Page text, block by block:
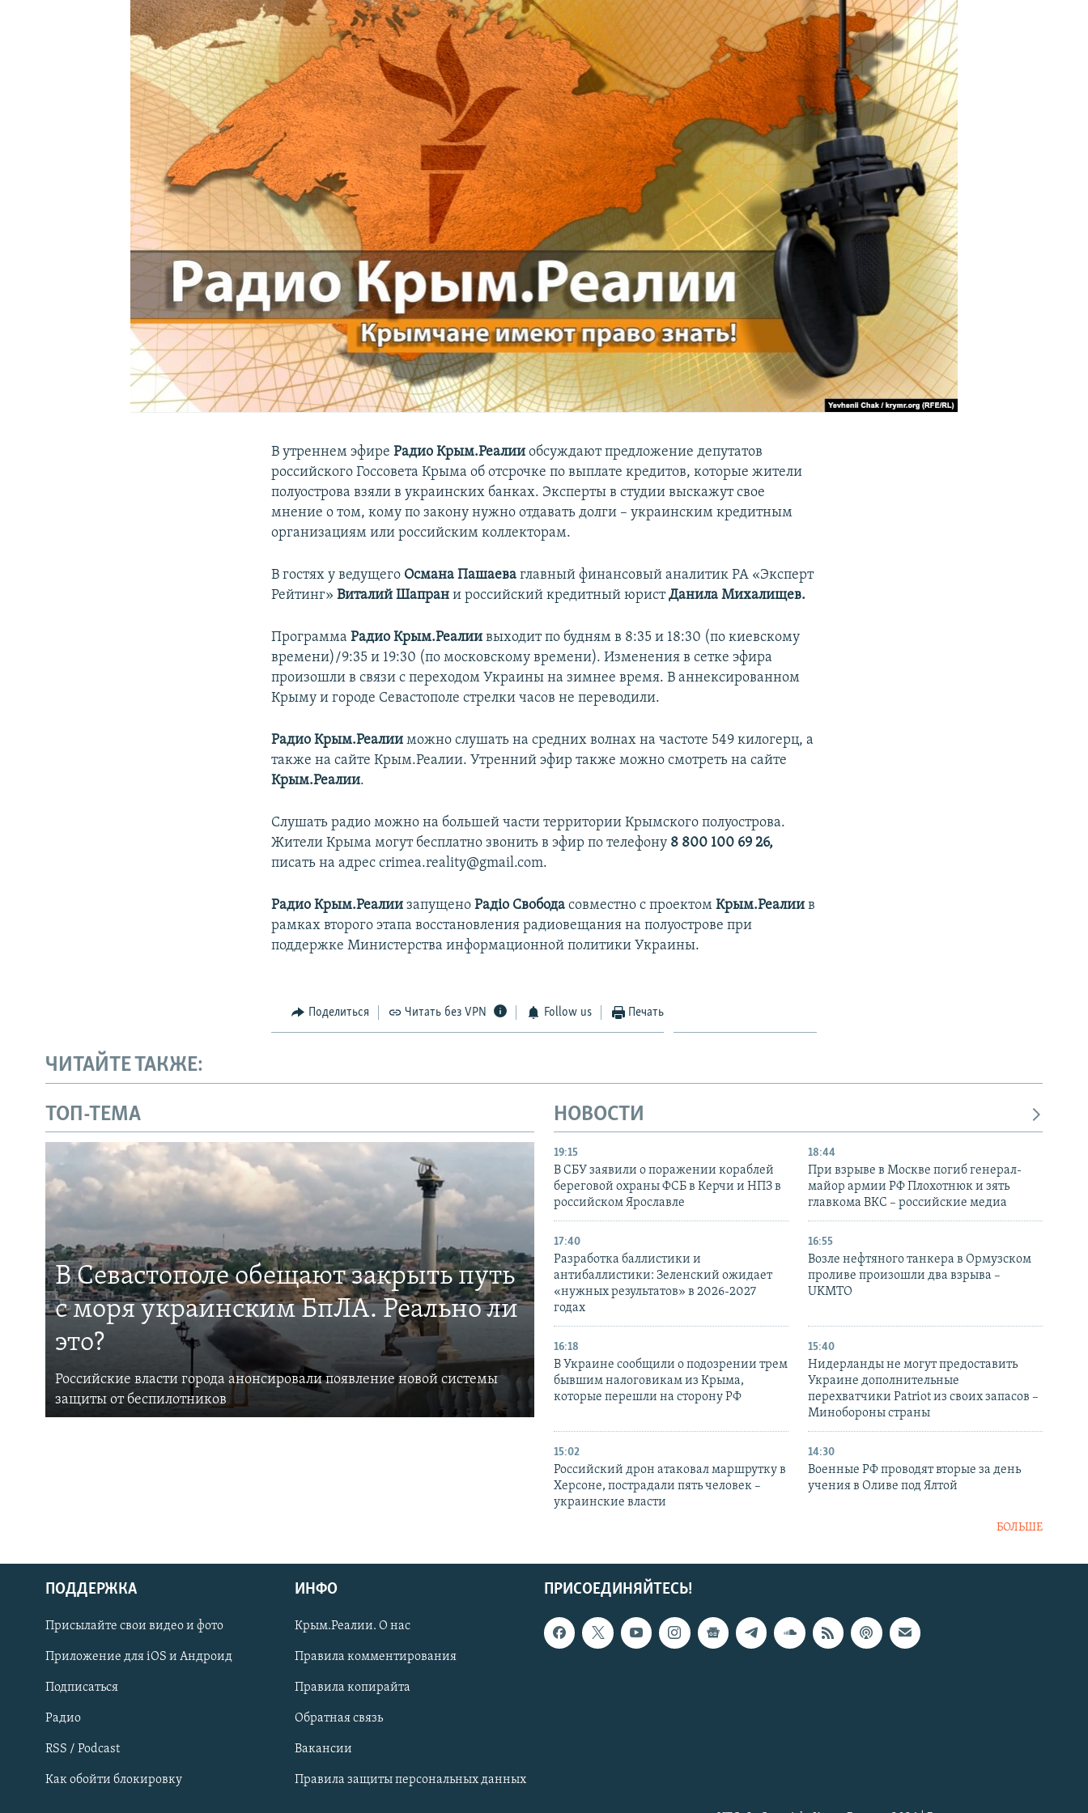
КРЫМ.НЕПОКОРЕННЫЙ
УКРАИНСКАЯ ПРОБЛЕМА КРЫМА
Українською
Qırımtatar
ПРИСОЕДИНЯЙТЕСЬ!
В утреннем эфиреРадио Крым.Реалии обсуждают предложение депутатов
российского Госсовета Крыма об отсрочке по выплате кредитов, которые жители
полуострова взяли в украинских банках. Эксперты в студии выскажут свое
мнение о том, кому по закону нужно отдавать долги – украинским кредитным
организациям или российским коллекторам.
В гостях у ведущего Османа Пашаева главный финансовый аналитик РА «Эксперт
Рейтинг» Виталий Шапран и российский кредитный юристДанила Михалищев.
ПрограммаРадио Крым.Реалии выходит по будням в 8:35 и 18:30 (по киевскому
времени)/9:35 и 19:30 (по московскому времени). Изменения в сетке эфира
произошли в связи с переходом Украины на зимнее время. В аннексированном
Крыму и городе Севастополе стрелки часов не переводили.
Радио Крым.Реалии можно слушать на средних волнах на частоте 549 килогерц, а
также на сайте Крым.Реалии. Утренний эфир также можно смотреть на сайте
Крым.Реалии.
Слушать радио можно на большей части территории Крымского полуострова.
Жители Крыма могут бесплатно звонить в эфир по телефону 8 800 100 69 26,
писать на адрес crimea.reality@gmail.com.
Радио Крым.Реалии запущено Радіо Свобода совместно с проектомКрым.Реалиив
рамках второго этапа восстановления радиовещания на полуострове при
поддержке Министерства информационной политики Украины.
Поделиться Читать без VPN Follow us Печать
ЧИТАЙТЕ ТАКЖЕ:
ТОП-ТЕМА
В Севастополе обещают закрыть путь
с моря украинским БпЛА. Реально ли
это?
Российские власти города анонсировали появление новой системы
защиты от беспилотников
НОВОСТИ
19:15
В СБУ заявили о поражении кораблей
береговой охраны ФСБ в Керчи и НПЗ в
российском Ярославле
18:44
При взрыве в Москве погиб генерал-
майор армии РФ Плохотнюк и зять
главкома ВКС – российские медиа
17:40
Разработка баллистики и
антибаллистики: Зеленский ожидает
«нужных результатов» в 2026-2027
годах
16:55
Возле нефтяного танкера в Ормузском
проливе произошли два взрыва –
UKMTO
16:18
В Украине сообщили о подозрении трем
бывшим налоговикам из Крыма,
которые перешли на сторону РФ
15:40
Нидерланды не могут предоставить
Украине дополнительные
перехватчики Patriot из своих запасов –
Минобороны страны
15:02
Российский дрон атаковал маршрутку в
Херсоне, пострадали пять человек –
украинские власти
14:30
Военные РФ проводят вторые за день
учения в Оливе под Ялтой
БОЛЬШЕ
ПРИСОЕДИНЯЙТЕСЬ!
ПОДДЕРЖКА
Присылайте свои видео и фото
Приложение для iOS и Андроид
Подписаться
Радио
RSS / Podcast
Как обойти блокировку
ИНФО
Крым.Реалии. О нас
Правила комментирования
Правила копирайта
Обратная связь
Вакансии
Правила защиты персональных данных